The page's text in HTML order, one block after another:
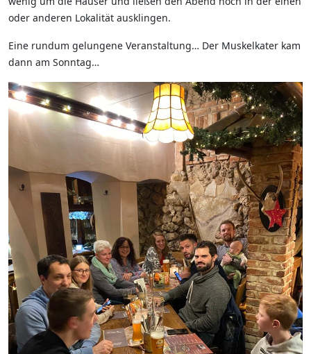
oder anderen Lokalität ausklingen.
Eine rundum gelungene Veranstaltung… Der Muskelkater kam
dann am Sonntag…